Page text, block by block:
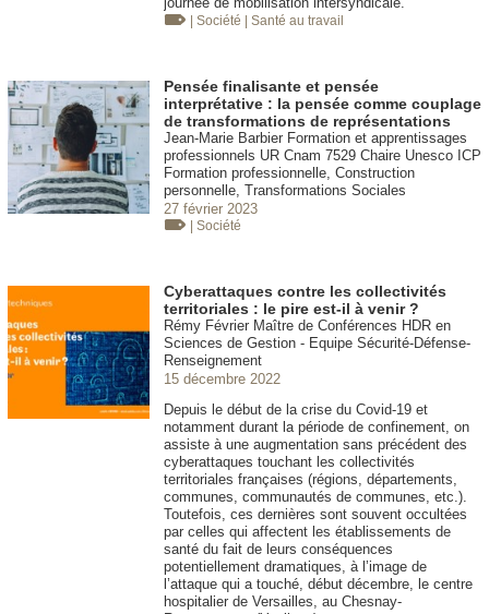
| Société | Santé au travail
Pensée finalisante et pensée
interprétative : la pensée comme couplage
de transformations de représentations
Jean-Marie Barbier Formation et apprentissages
professionnels UR Cnam 7529 Chaire Unesco ICP
Formation professionnelle, Construction
personnelle, Transformations Sociales
27 février 2023
| Société
Cyberattaques contre les collectivités
territoriales : le pire est-il à venir ?
Rémy Février Maître de Conférences HDR en
Sciences de Gestion - Equipe Sécurité-Défense-
Renseignement
15 décembre 2022
Depuis le début de la crise du Covid-19 et
notamment durant la période de confinement, on
assiste à une augmentation sans précédent des
cyberattaques touchant les collectivités
territoriales françaises (régions, départements,
communes, communautés de communes, etc.).
Toutefois, ces dernières sont souvent occultées
par celles qui affectent les établissements de
santé du fait de leurs conséquences
potentiellement dramatiques, à l’image de
l’attaque qui a touché, début décembre, le centre
hospitalier de Versailles, au Chesnay-